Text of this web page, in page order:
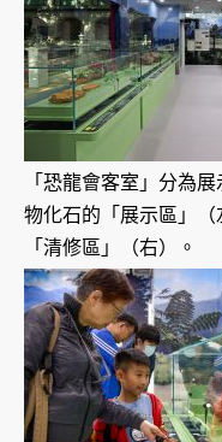
「恐龍會客室」分為
物化石的「展示區」
「清修區」（右）。